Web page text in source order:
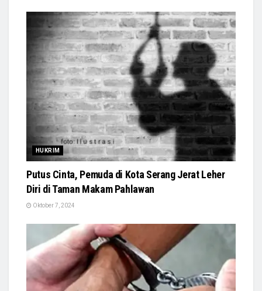
HUKRIM
Putus Cinta, Pemuda di Kota Serang Jerat Leher
Diri di Taman Makam Pahlawan
Oktober 7, 2024